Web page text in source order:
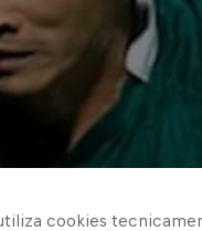
cookies